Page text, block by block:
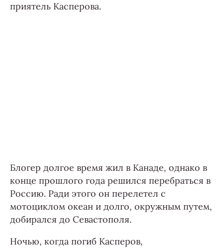
приятель Касперова.
Блогер долгое время жил в Канаде, однако в
конце прошлого года решился перебраться в
Россию. Ради этого он перелетел с
мотоциклом океан и долго, окружным путем,
добирался до Севастополя.
Ночью, когда погиб Касперов,